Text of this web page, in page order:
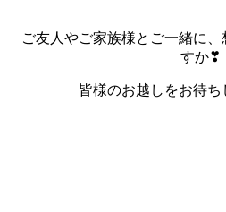
ご友人やご家族様とご一緒に
すか❣
皆様のお越しをお待ち